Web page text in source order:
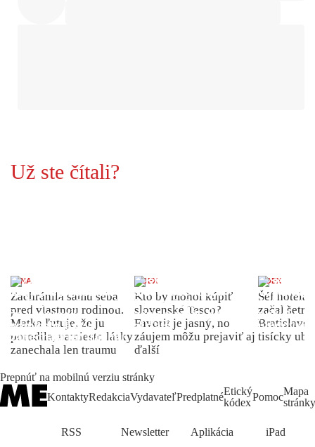
Už ste čítali?
ŽENA
Zachránila samu seba
pred vlastnou rodinou.
Matka ľutuje, že ju
porodila, namiesto lásky
zanechala len traumu
INDEX
Kto by mohol kúpiť
slovenské Tesco?
Favorit je jasný, no
záujem môžu prejaviť aj
ďalší
INDEX
Šéf
začal
Bratislave
tisícky
Prepnúť na mobilnú verziu stránky
KontaktyRedakciaVydavateľPredplatnéEtický
kódexPomocMapa
stránky
RSS Newsletter Aplikácia iPad